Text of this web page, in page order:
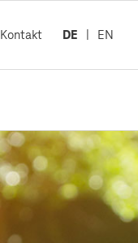
Kontakt DE EN